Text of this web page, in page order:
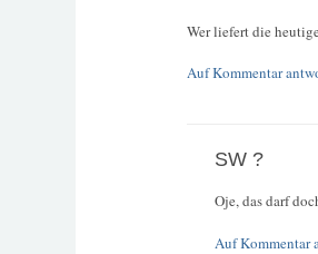
Wer liefert die
Auf Kommentar
SW ?
Oje, das darf
Auf Kommentar